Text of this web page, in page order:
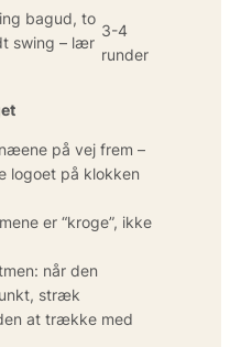
bagud, to
swing – lær
3-4
runder
på vej frem –
logoet på klokken
er “kroge”, ikke
når den
stræk
at trække med